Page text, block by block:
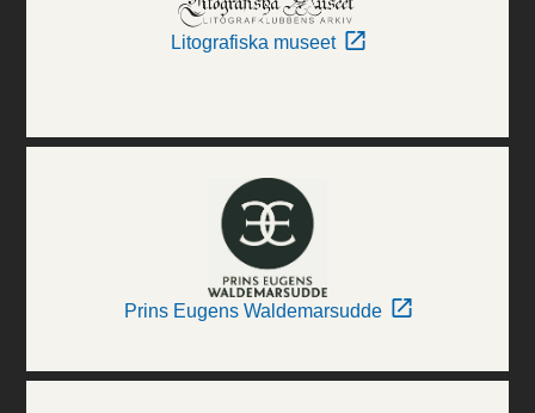
Litografiska museet
Prins Eugens Waldemarsudde